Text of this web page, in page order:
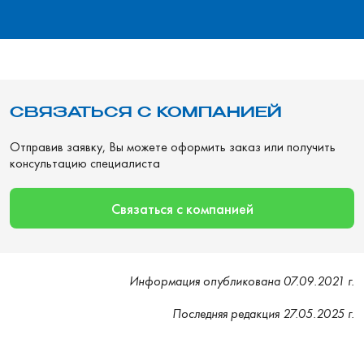
СВЯЗАТЬСЯ С КОМПАНИЕЙ
Отправив заявку, Вы можете оформить заказ или получить
консультацию специалиста
Связаться с компанией
Информация опубликована 07.09.2021 г.
Последняя редакция 27.05.2025 г.